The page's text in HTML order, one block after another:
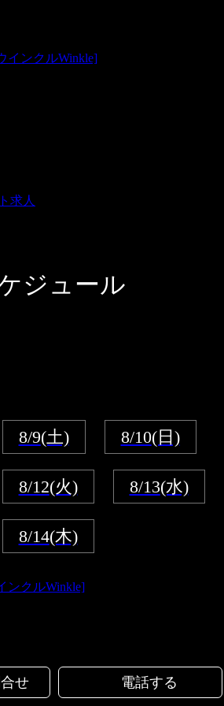
求人
ジュール
8/9(土) 8/10(日)
8/12(火) 8/13(水)
8/14(木)
ンクルWinkle]
せ 電話する